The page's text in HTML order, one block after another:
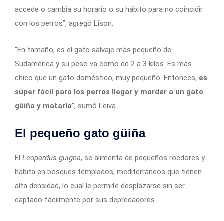
accede o cambia su horario o su hábito para no coincidir
con los perros”, agregó Lison.
“En tamaño, es el gato salvaje más pequeño de
Sudamérica y su peso va como de 2 a 3 kilos. Es más
chico que un gato doméstico, muy pequeño. Entonces, es
súper fácil para los perros llegar y morder a un gato
güiña y matarlo”, sumó Leiva.
El pequeño gato güiña
El Leopardus guigna, se alimenta de pequeños roedores y
habita en bosques templados, mediterráneos que tienen
alta densidad, lo cual le permite desplazarse sin ser
captado fácilmente por sus depredadores.